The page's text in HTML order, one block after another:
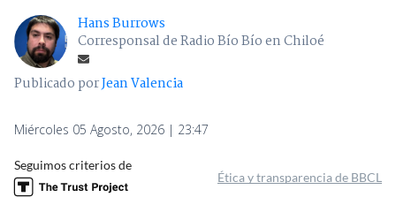
Hans Burrows
Corresponsal de Radio Bío Bío en Chiloé
Publicado porJean Valencia
Miércoles 05 Agosto, 2026 | 23:47
Seguimos criterios de
Ética y transparencia de BBCL